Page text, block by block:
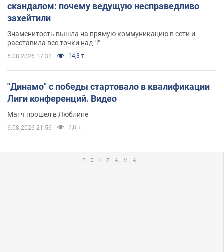
скандалом: почему ведущую несправедливо
захейтили
Знаменитость вышла на прямую коммуникацию в сети и
расставила все точки над "i"
6.08.2026 17:32 14,3 т.
"Динамо" с победы стартовало в квалификации
Лиги конференций. Видео
Матч прошел в Люблине
6.08.2026 21:56 2,8 т.